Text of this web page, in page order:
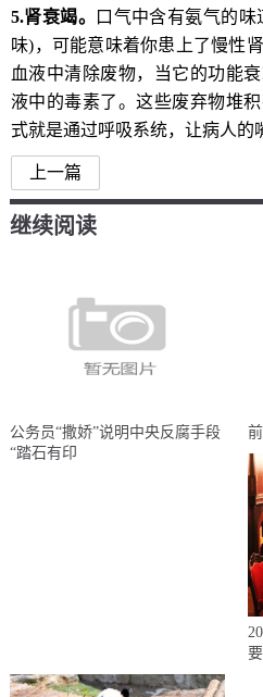
5.肾衰竭。
口气中含有氨气的
味)，可能意味着你患上了慢性
血液中清除废物，当它的功能
液中的毒素了。这些废弃物堆
式就是通过呼吸系统，让病人的
上一篇
继续阅读
公务员“撒娇”说明中央反腐手段
“踏石有印